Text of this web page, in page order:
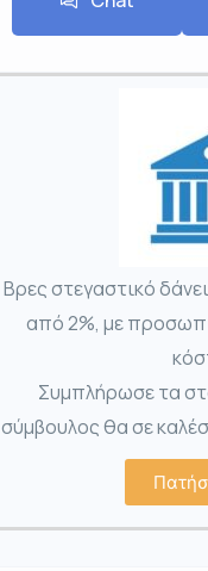
Βρες στεγαστικό
από 2%, με
Συμπλήρωσε τα
σύμβουλος θα σε